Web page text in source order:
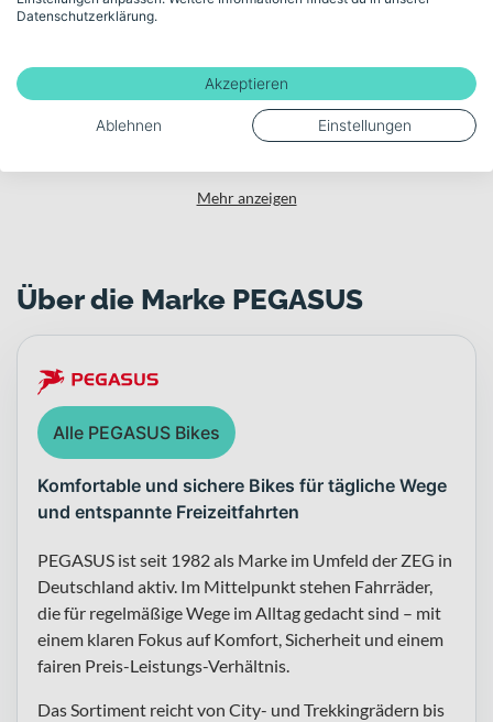
Aluminium
Zulässiges Gesamtgewicht
115
Mehr anzeigen
Über die Marke PEGASUS
Alle PEGASUS Bikes
Komfortable und sichere Bikes für tägliche Wege
und entspannte Freizeitfahrten
PEGASUS ist seit 1982 als Marke im Umfeld der ZEG in
Deutschland aktiv. Im Mittelpunkt stehen Fahrräder,
die für regelmäßige Wege im Alltag gedacht sind – mit
einem klaren Fokus auf Komfort, Sicherheit und einem
fairen Preis-Leistungs-Verhältnis.
Das Sortiment reicht von City- und Trekkingrädern bis
Datenschutzerklärung.
Akzeptieren
Ablehnen Einstellungen